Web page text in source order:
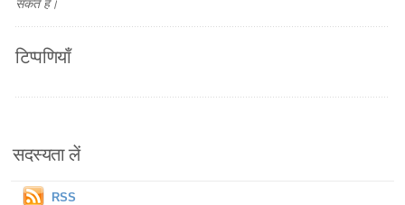
सकते है।
टिप्पणियाँ
सदस्यता लें
RSS